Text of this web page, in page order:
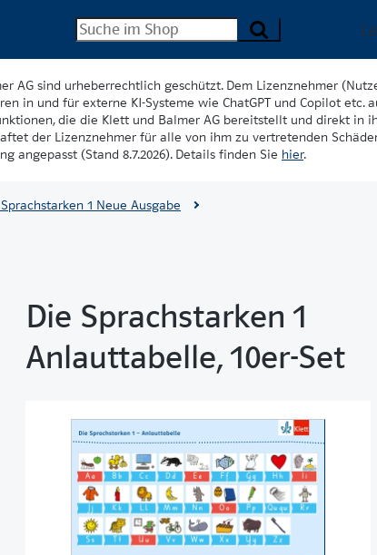
AG sind urheberrechtlich geschützt. Dem Lizenznehmer
in und für externe KI-Systeme wie ChatGPT und Copilot
die die Klett und Balmer AG bereitstellt und direkt in
der Lizenznehmer für alle von ihm zu vertretenden
angepasst (Stand 8.7.2026). Details finden Sie hier.
1 Neue Ausgabe
Die Sprachstarken 1
Anlauttabelle, 10er-Set